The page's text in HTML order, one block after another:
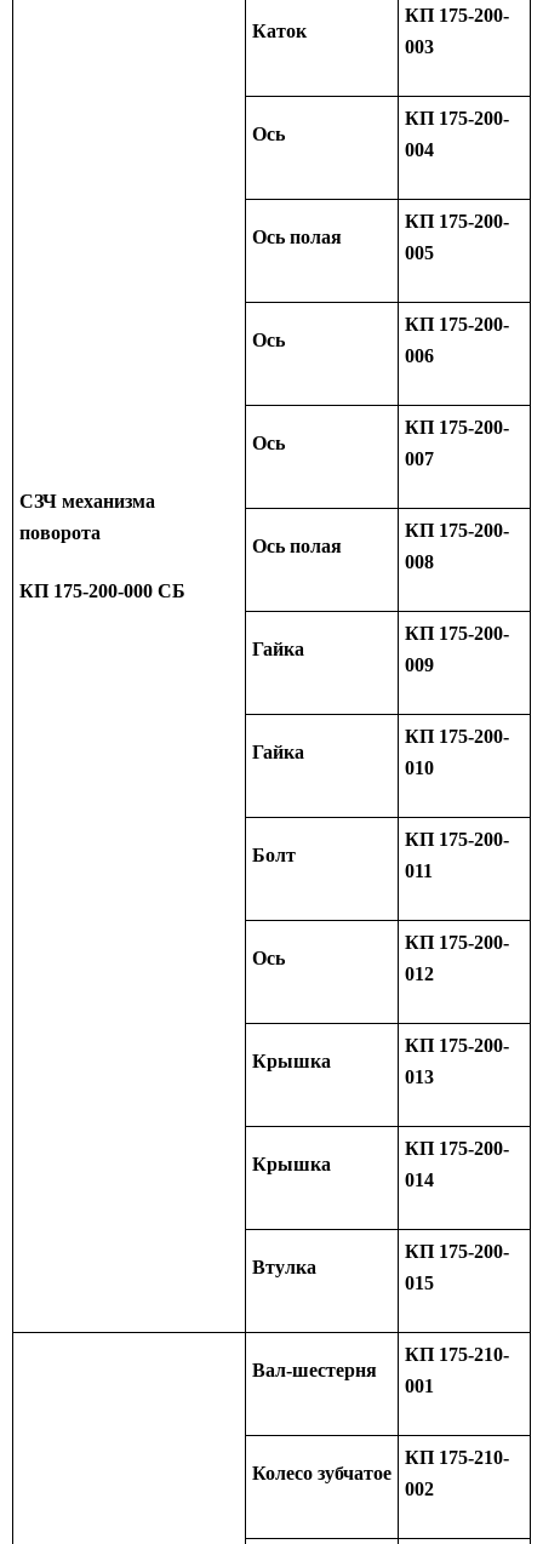
СЗЧ механизма
поворота
КП 175-200-000 СБ
Каток
КП 175-200-
003
Ось
КП 175-200-
004
Ось полая
КП 175-200-
005
Ось
КП 175-200-
006
Ось
КП 175-200-
007
Ось полая
КП 175-200-
008
Гайка
КП 175-200-
009
Гайка
КП 175-200-
010
Болт
КП 175-200-
011
Ось
КП 175-200-
012
Крышка
КП 175-200-
013
Крышка
КП 175-200-
014
Втулка
КП 175-200-
015
Вал-шестерня
КП 175-210-
001
Колесо зубчатое
КП 175-210-
002